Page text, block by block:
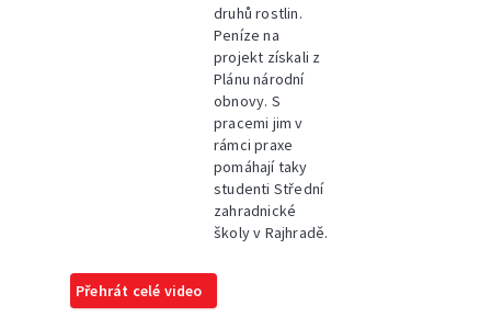
druhů rostlin.
Peníze na
projekt získali z
Plánu národní
obnovy. S
pracemi jim v
rámci praxe
pomáhají taky
studenti Střední
zahradnické
školy v Rajhradě.
Přehrát celé video